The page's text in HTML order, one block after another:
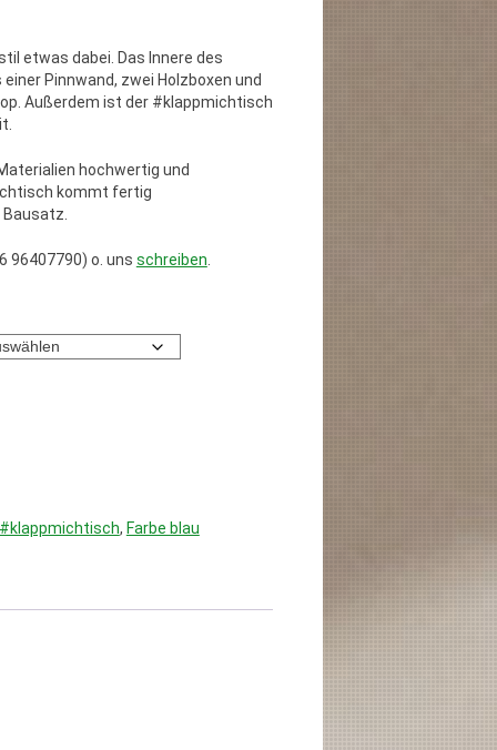
etwas dabei. Das Innere des
Pinnwand, zwei Holzboxen und
Außerdem ist der #klappmichtisch
hochwertig und
kommt fertig
96407790) o. uns schreiben
, Farbe blau